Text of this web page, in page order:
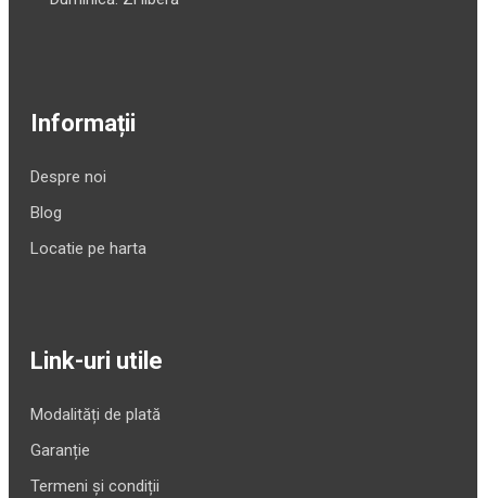
Informații
Despre noi
Blog
Locatie pe harta
Link-uri utile
Modalități de plată
Garanție
Termeni și condiții